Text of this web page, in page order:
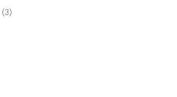
(3)